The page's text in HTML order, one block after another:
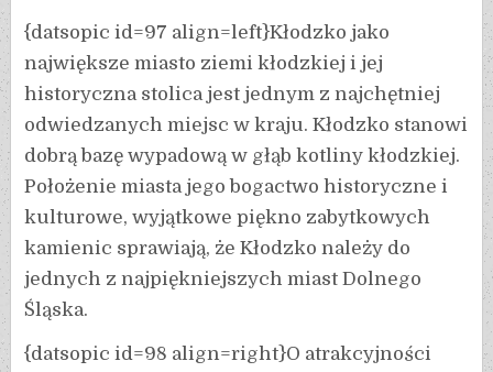
{datsopic id=97 align=left}Kłodzko jako
największe miasto ziemi kłodzkiej i jej
historyczna stolica jest jednym z najchętniej
odwiedzanych miejsc w kraju. Kłodzko stanowi
dobrą bazę wypadową w głąb kotliny kłodzkiej.
Położenie miasta jego bogactwo historyczne i
kulturowe, wyjątkowe piękno zabytkowych
kamienic sprawiają, że Kłodzko należy do
jednych z najpiękniejszych miast Dolnego
Śląska.
{datsopic id=98 align=right}O atrakcyjności